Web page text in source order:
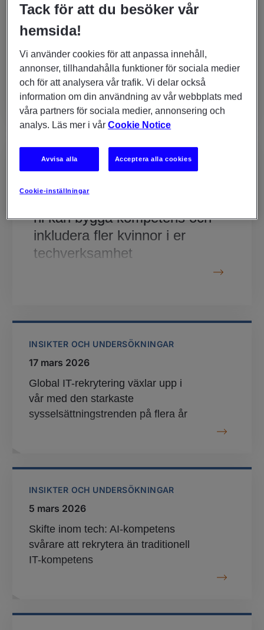
7 maj 2026
Konsult på Experis – fördelen
med att karriärväxla genom
olika uppdrag som konsult
ARTIKLAR OCH TRENDER
Riding the Tides of Tech: Hur
ni kan bygga kompetens och
inkludera fler kvinnor i er
techverksamhet
INSIKTER OCH UNDERSÖKNINGAR
17 mars 2026
Global IT-rekrytering växlar upp i
vår med den starkaste
sysselsättningstrenden på flera år
INSIKTER OCH UNDERSÖKNINGAR
5 mars 2026
Skifte inom tech: AI-kompetens
svårare att rekrytera än traditionell
IT-kompetens
Tack för att du besöker vår
hemsida!
Vi använder cookies för att anpassa innehåll,
annonser, tillhandahålla funktioner för sociala medier
och för att analysera vår trafik. Vi delar också
information om din användning av vår webbplats med
våra partners för sociala medier, annonsering och
analys. Läs mer i vårCookie Notice
Cookie-inställningar
Avvisa alla Acceptera alla cookies